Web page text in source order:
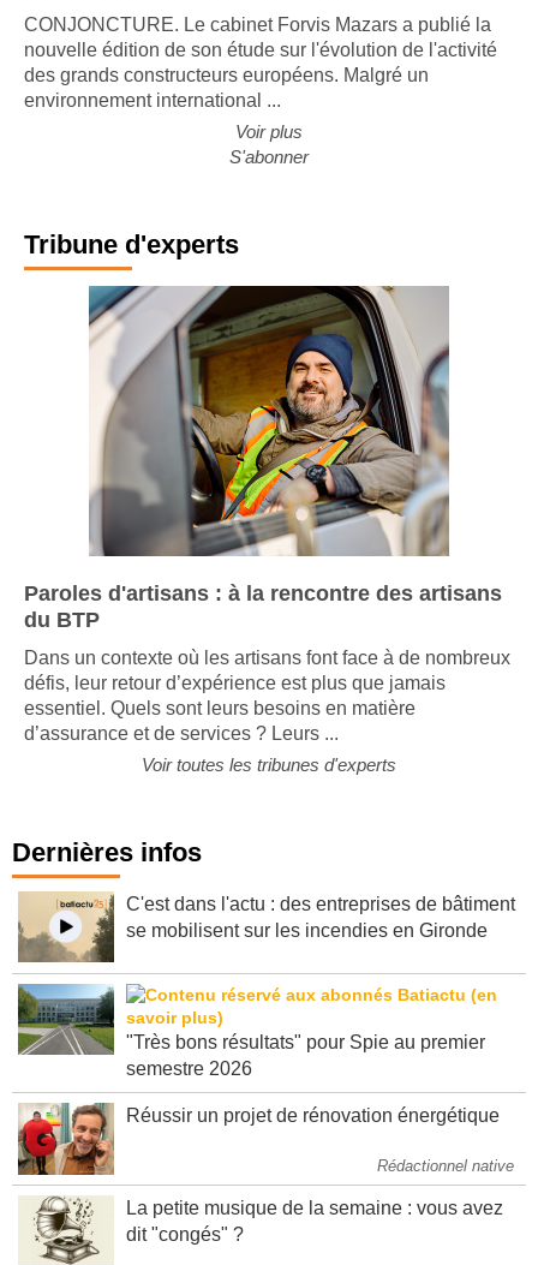
CONJONCTURE. Le cabinet Forvis Mazars a publié la
nouvelle édition de son étude sur l'évolution de l'activité
des grands constructeurs européens. Malgré un
environnement international ...
Voir plus
S'abonner
Tribune d'experts
Paroles d'artisans : à la rencontre des artisans
du BTP
Dans un contexte où les artisans font face à de nombreux
défis, leur retour d’expérience est plus que jamais
essentiel. Quels sont leurs besoins en matière
d’assurance et de services ? Leurs ...
Voir toutes les tribunes d'experts
Dernières infos
C'est dans l'actu : des entreprises de bâtiment
se mobilisent sur les incendies en Gironde
"Très bons résultats" pour Spie au premier
semestre 2026
Réussir un projet de rénovation énergétique
Rédactionnel native
La petite musique de la semaine : vous avez
dit "congés" ?